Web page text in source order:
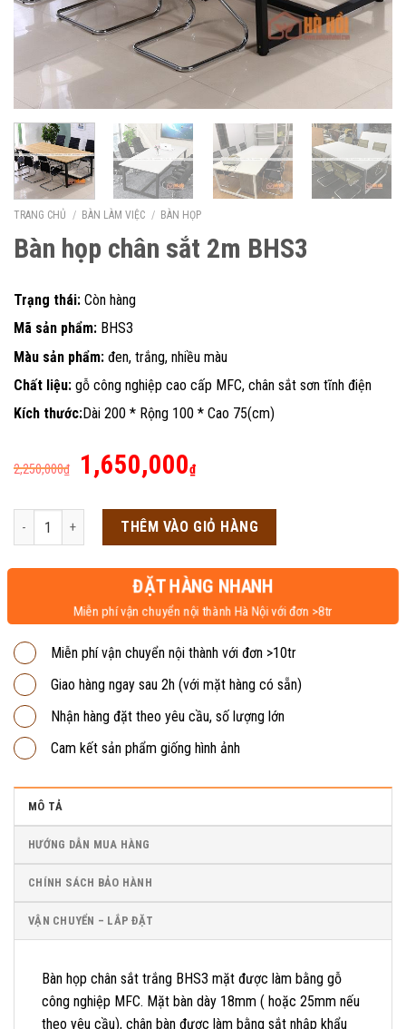
TRANG CHỦ / BÀN LÀM VIỆC / BÀN HỌP
Bàn họp chân sắt 2m BHS3
Trạng thái: Còn hàng
Mã sản phẩm: BHS3
Màu sản phẩm: đen, trắng, nhiều màu
Chất liệu: gỗ công nghiệp cao cấp MFC, chân sắt sơn tĩnh điện
Kích thước:Dài 200 * Rộng 100 * Cao 75(cm)
2,250,000₫
Giá
là:
2,250,000₫.
1,650,000₫Giá
tại
là:
1,650,000₫.
Bàn họp chân sắt 2m BHS3 số lượng
THÊM VÀO GIỎ HÀNG
ĐẶT HÀNG NHANH
Miễn phí vận chuyển nội thành Hà Nội với đơn >8tr
Miễn phí vận chuyển nội thành với đơn >10tr
Giao hàng ngay sau 2h (với mặt hàng có sẵn)
Nhận hàng đặt theo yêu cầu, số lượng lớn
Cam kết sản phẩm giống hình ảnh
MÔ TẢ
HƯỚNG DẪN MUA HÀNG
CHÍNH SÁCH BẢO HÀNH
VẬN CHUYỂN – LẮP ĐẶT
Bàn họp chân sắt trắng BHS3 mặt được làm bằng gỗ
công nghiệp MFC. Mặt bàn dày 18mm ( hoặc 25mm nếu
theo yêu cầu), chân bàn được làm bằng sắt nhập khẩu